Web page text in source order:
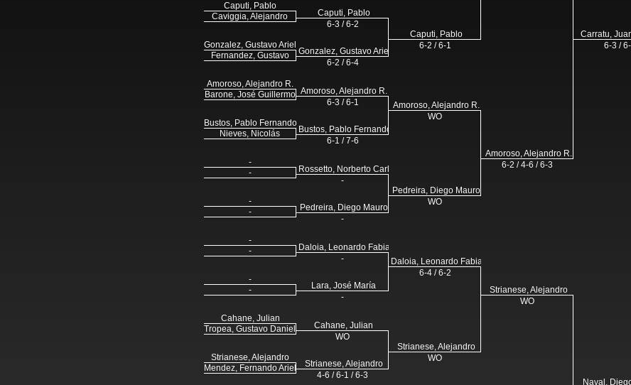
Caputi, Pablo
Caviggia, Alejandro
Gonzalez, Gustavo Ariel
Fernandez, Gustavo
Amoroso, Alejandro R.
Barone, José Guillermo
Bustos, Pablo Fernando
Nieves, Nicolás
-
-
-
-
-
-
-
-
Cahane, Julian
Tropea, Gustavo Daniel
Strianese, Alejandro
Mendez, Fernando Ariel
Caputi, Pablo
6-3 / 6-2
Gonzalez, Gustavo Ariel
6-2 / 6-4
Amoroso, Alejandro R.
6-3 / 6-1
Bustos, Pablo Fernando
6-1 / 7-6
Rossetto, Norberto Carlos
-
Pedreira, Diego Mauro
-
Daloia, Leonardo Fabian
-
Lara, José María
-
Cahane, Julian
WO
Strianese, Alejandro
4-6 / 6-1 / 6-3
Caputi, Pablo
6-2 / 6-1
Amoroso, Alejandro R.
WO
Pedreira, Diego Mauro
WO
Daloia, Leonardo Fabian
6-4 / 6-2
Strianese, Alejandro
WO
Amoroso, Alejandro R.
6-2 / 4-6 / 6-3
Strianese, Alejandro
WO
Carratu,
6-3 /
Naval,